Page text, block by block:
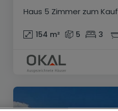
Haus 5 Zimmer zum Kauf
154 m² 5 3